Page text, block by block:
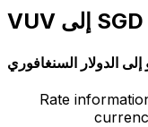
الدولار السنغافوري
Rate